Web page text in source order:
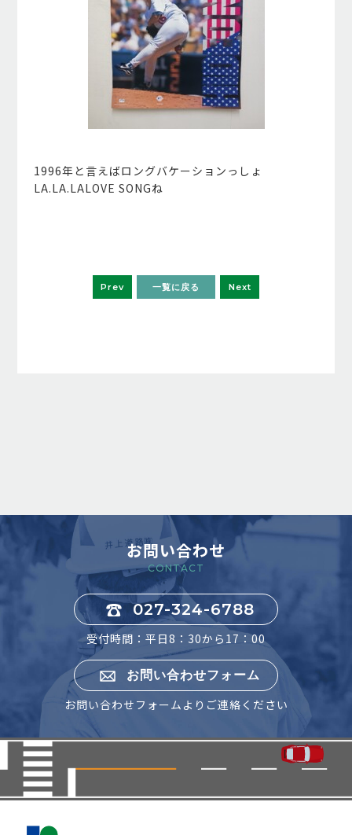
1996年と言えばロングバケーションっしょ
LA.LA.LALOVE SONGね
Prev 一覧に戻る Next
お問い合わせ
CONTACT
027-324-6788
受付時間：平日8：30から17：00
お問い合わせフォーム
お問い合わせフォームよりご連絡ください